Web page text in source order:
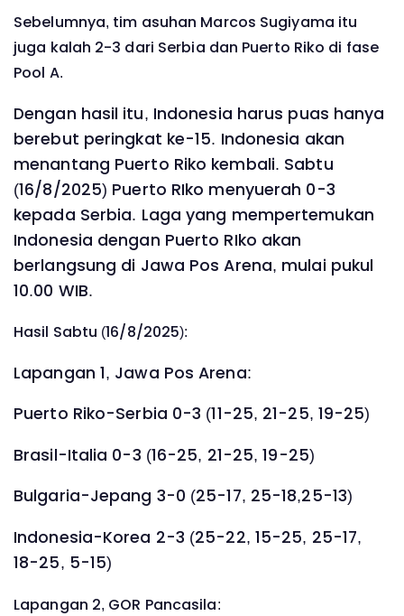
Sebelumnya, tim asuhan Marcos Sugiyama itu
juga kalah 2-3 dari Serbia dan Puerto Riko di fase
Pool A.
Dengan hasil itu, Indonesia harus puas hanya
berebut peringkat ke-15. Indonesia akan
menantang Puerto Riko kembali. Sabtu
(16/8/2025) Puerto RIko menyuerah 0-3
kepada Serbia. Laga yang mempertemukan
Indonesia dengan Puerto RIko akan
berlangsung di Jawa Pos Arena, mulai pukul
10.00 WIB.
Hasil Sabtu (16/8/2025):
Lapangan 1, Jawa Pos Arena:
Puerto Riko-Serbia 0-3 (11-25, 21-25, 19-25)
Brasil-Italia 0-3 (16-25, 21-25, 19-25)
Bulgaria-Jepang 3-0 (25-17, 25-18,25-13)
Indonesia-Korea 2-3 (25-22, 15-25, 25-17,
18-25, 5-15)
Lapangan 2, GOR Pancasila: